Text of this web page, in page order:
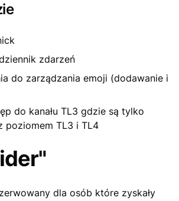
zdarzeń
do zarządzania emoji (dodawanie i
do kanału TL3 gdzie są tylko
poziomem TL3 i TL4
dla osób które zyskały